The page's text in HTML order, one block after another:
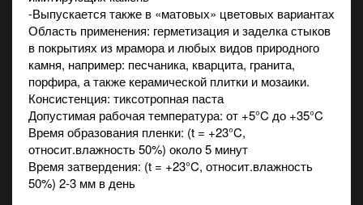
-Выпускается также в «матовых» цветовых вариантах
Область применения: герметизация и заделка стыков
в покрытиях из мрамора и любых видов природного
камня, например: песчаника, кварцита, гранита,
порфира, а также керамической плитки и мозаики.
Консистенция: тиксотропная паста
Допустимая рабочая температура: от +5°C до +35°C
Время образования пленки: (t = +23°C,
относит.влажность 50%) около 5 минут
Время затвердения: (t = +23°C, относит.влажность
50%) 2-3 мм в день